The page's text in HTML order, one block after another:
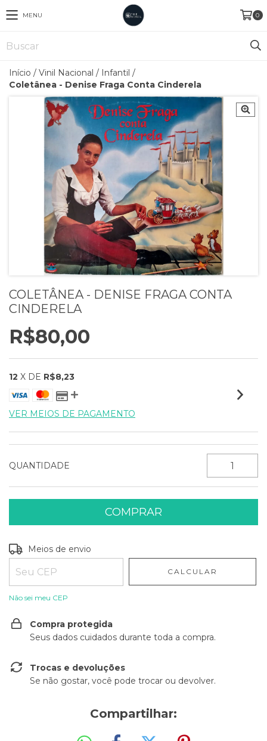
MENU 0
Início / Vinil Nacional / Infantil /
Coletânea - Denise Fraga Conta Cinderela
COLETÂNEA - DENISE FRAGA CONTA
CINDERELA
R$80,00
12 X DE R$8,23
VER MEIOS DE PAGAMENTO
QUANTIDADE
Entregas para o CEP:
Meios de envio
CALCULAR
Não sei meu CEP
Compra protegida
Seus dados cuidados durante toda a compra.
Trocas e devoluções
Se não gostar, você pode trocar ou devolver.
Compartilhar: